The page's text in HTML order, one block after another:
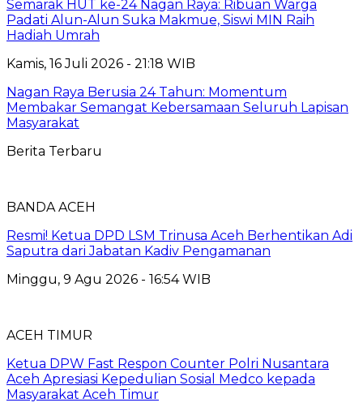
Semarak HUT ke-24 Nagan Raya: Ribuan Warga
Padati Alun-Alun Suka Makmue, Siswi MIN Raih
Hadiah Umrah
Kamis, 16 Juli 2026 - 21:18 WIB
Nagan Raya Berusia 24 Tahun: Momentum
Membakar Semangat Kebersamaan Seluruh Lapisan
Masyarakat
Berita Terbaru
BANDA ACEH
Resmi! Ketua DPD LSM Trinusa Aceh Berhentikan Adi
Saputra dari Jabatan Kadiv Pengamanan
Minggu, 9 Agu 2026 - 16:54 WIB
ACEH TIMUR
Ketua DPW Fast Respon Counter Polri Nusantara
Aceh Apresiasi Kepedulian Sosial Medco kepada
Masyarakat Aceh Timur